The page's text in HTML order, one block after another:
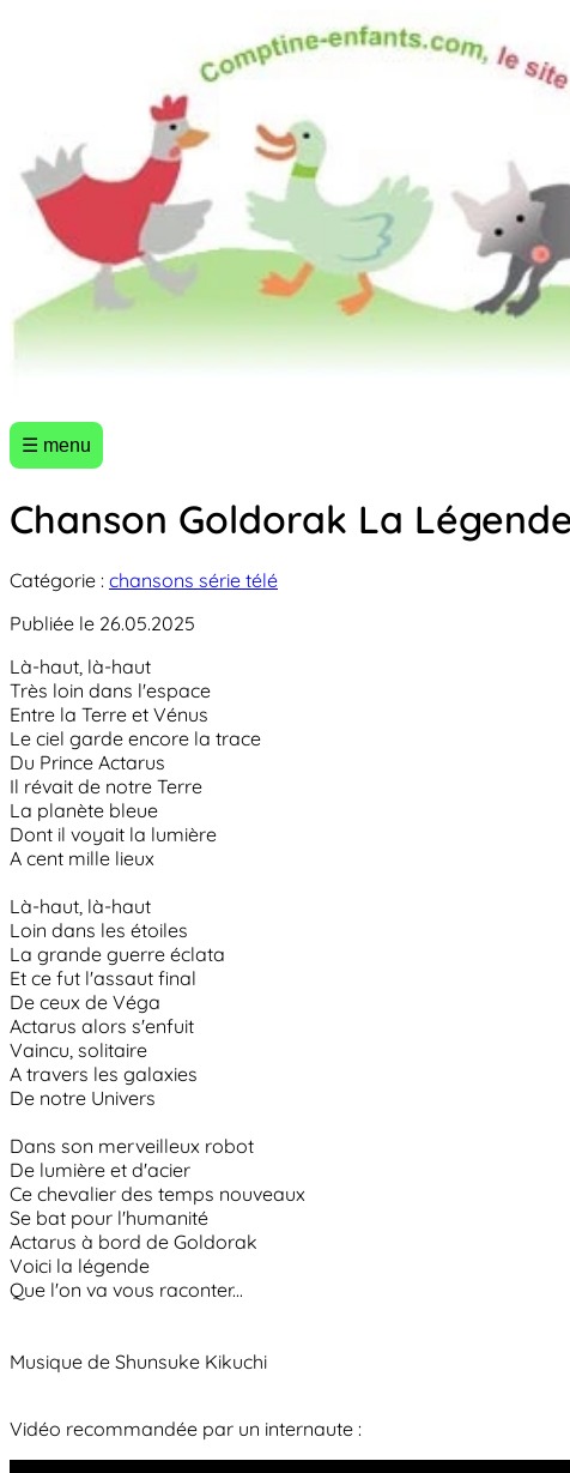
☰ menu
Chanson Goldorak La
Catégorie : chansons série télé
Publiée le 26.05.2025
Là-haut, là-haut
Très loin dans l'espace
Entre la Terre et Vénus
Le ciel garde encore la trace
Du Prince Actarus
Il révait de notre Terre
La planète bleue
Dont il voyait la lumière
A cent mille lieux
Là-haut, là-haut
Loin dans les étoiles
La grande guerre éclata
Et ce fut l'assaut final
De ceux de Véga
Actarus alors s'enfuit
Vaincu, solitaire
A travers les galaxies
De notre Univers
Dans son merveilleux robot
De lumière et d'acier
Ce chevalier des temps nouveaux
Se bat pour l'humanité
Actarus à bord de Goldorak
Voici la légende
Que l'on va vous raconter...
Musique de Shunsuke Kikuchi
Vidéo recommandée par un internaute :